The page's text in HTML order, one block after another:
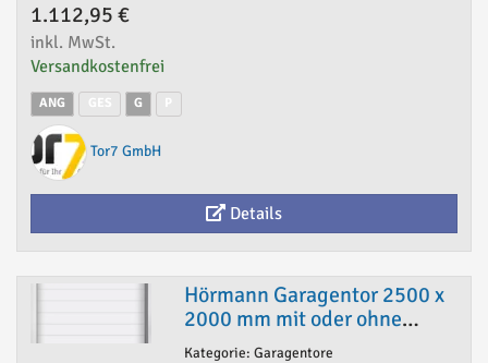
1.112,95 €
inkl. MwSt.
Versandkostenfrei
ANG G
Tor7 GmbH
Details
Hörmann Garagentor 2500 x
2000 mm mit oder ohne
Antrieb
Kategorie: Garagentore